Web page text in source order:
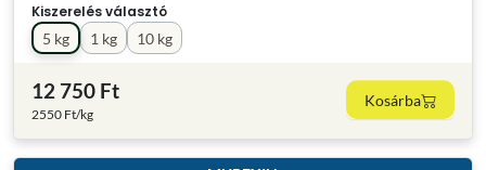
Kiszerelés választó
1 kg
5 kg 10 kg
12 750 Ft
2550 Ft/kg
Kosárba